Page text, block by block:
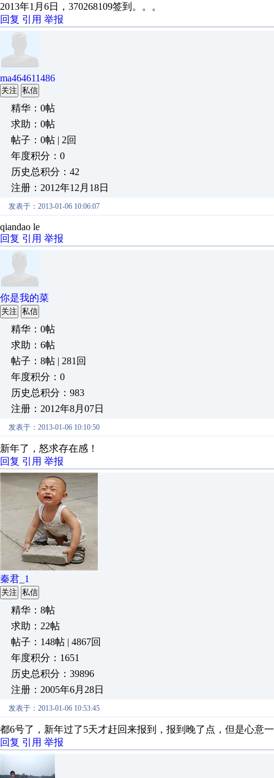
2013年1月6日，370268109签到。。。
回复 引用 举报
ma464611486
关注 私信
精华：0帖
求助：0帖
帖子：0帖 | 2回
年度积分：0
历史总积分：42
注册：2012年12月18日
发表于：2013-01-06 10:06:07
qiandao le
回复 引用 举报
你是我的菜
关注 私信
精华：0帖
求助：6帖
帖子：8帖 | 281回
年度积分：0
历史总积分：983
注册：2012年8月07日
发表于：2013-01-06 10:10:50
新年了，怒求存在感！
回复 引用 举报
秦君_1
关注 私信
精华：8帖
求助：22帖
帖子：148帖 | 4867回
年度积分：1651
历史总积分：39896
注册：2005年6月28日
发表于：2013-01-06 10:53:45
都6号了，新年过了5天才赶回来报到，报到晚了点，但是心意
回复 引用 举报